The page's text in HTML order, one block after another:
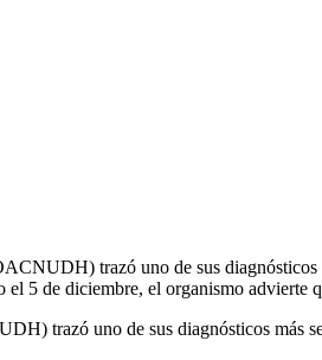
trazó uno de sus diagnósticos
5 de diciembre, el organismo
trazó uno de sus diagnósticos más